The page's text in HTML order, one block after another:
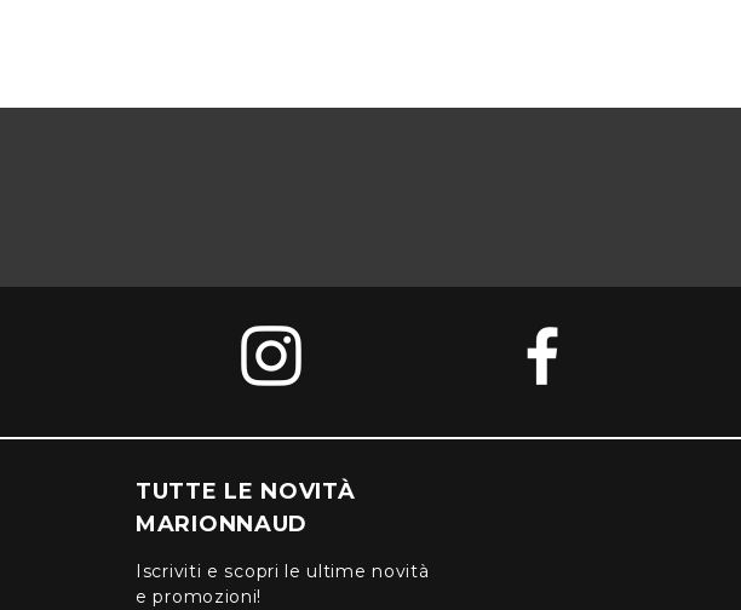
TUTTE LE NOVITÀ
MARIONNAUD
Iscriviti e scopri le ultime novità
e promozioni!